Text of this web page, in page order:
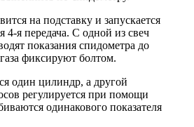
на подставку и запускается
4-я передача. С одной из свеч
показания спидометра до
фиксируют болтом.
один цилиндр, а другой
регулируется при помощи
одинакового показателя